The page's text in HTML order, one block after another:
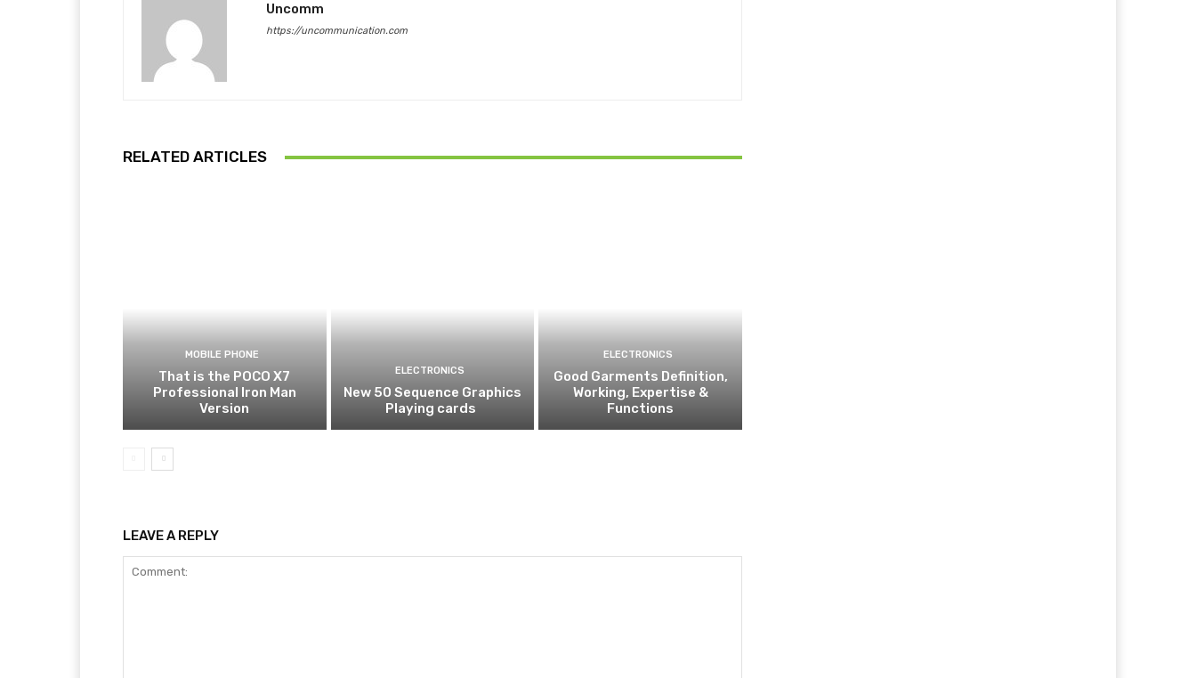
Uncomm
https://uncommunication.com
RELATED ARTICLES
MOBILE PHONE
That is the POCO X7
Professional Iron Man
Version
ELECTRONICS
New 50 Sequence Graphics
Playing cards
ELECTRONICS
Good Garments Definition,
Working, Expertise &
Functions
LEAVE A REPLY